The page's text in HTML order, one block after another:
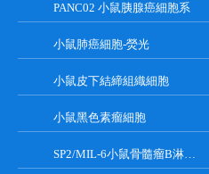
PANC02 小鼠胰腺癌細胞系
小鼠肺癌細胞-熒光
小鼠皮下結締組織細胞
小鼠黑色素瘤細胞
SP2/MIL-6小鼠骨髓瘤B淋巴懸浮細胞系